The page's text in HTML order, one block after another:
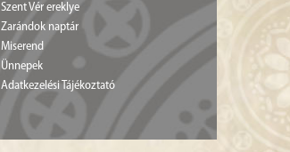
Szent Vér ereklye
Zarándok naptár
Miserend
Ünnepek
Adatkezelési Tájékoztató